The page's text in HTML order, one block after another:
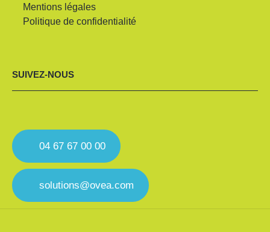
Mentions légales
Politique de confidentialité
SUIVEZ-NOUS
04 67 67 00 00
solutions@ovea.com